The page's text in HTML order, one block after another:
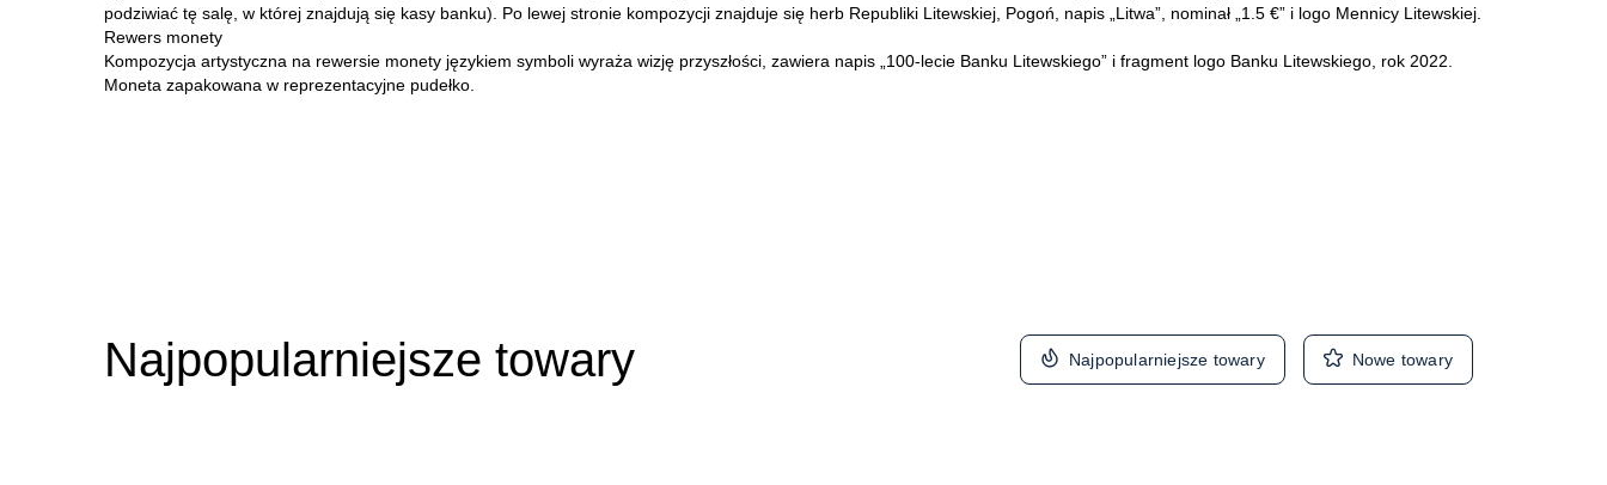
podziwiać tę salę, w której znajdują się kasy banku). Po lewej stronie kompozycji znajduje się herb Republiki Litewskiej, Pogoń, napis „Litwa”, nominał „1.5 €” i logo Mennicy Litewskiej.
Rewers monety
Kompozycja artystyczna na rewersie monety językiem symboli wyraża wizję przyszłości, zawiera napis „100-lecie Banku Litewskiego” i fragment logo Banku Litewskiego, rok 2022.
Moneta zapakowana w reprezentacyjne pudełko.
Najpopularniejsze towary Najpopularniejsze towary Nowe towary